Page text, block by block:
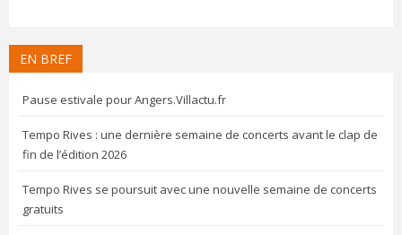
EN BREF
Pause estivale pour Angers.Villactu.fr
Tempo Rives : une dernière semaine de concerts avant le clap de
fin de l’édition 2026
Tempo Rives se poursuit avec une nouvelle semaine de concerts
gratuits